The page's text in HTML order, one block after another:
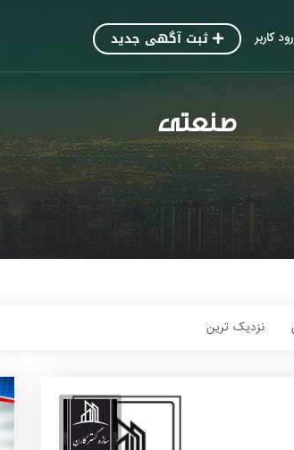
کاربر ثبت آگهی جدید
صنعتی
نزدیک ترین